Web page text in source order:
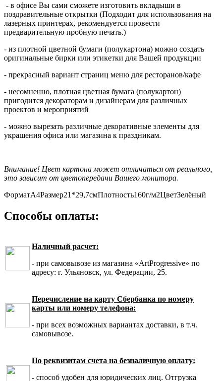
- в офисе Вы сами сможете изготовить вкладыши в
поздравительные открытки (Подходит для использования на
лазерных принтерах, рекомендуется провести
предварительную пробную печать.)
- из плотной цветной бумаги (полукартона) можно создать
оригинальные бирки или этикетки для Вашей продукции
- прекрасный вариант страниц меню для ресторанов/кафе
- несомненно, плотная цветная бумага (полукартон)
пригодится декораторам и дизайнерам для различных
проектов и мероприятий
- можно вырезать различные декоративные элементы для
украшения офиса или магазина к праздникам.
Внимание! Цвет картона может отличаться от реального,
это зависит от цветопередачи Вашего монитора.
ФорматА4Размер21*29,7смПлотность160г/м2ЦветЗелёный
Способы оплаты:
Наличный расчет:
- при самовывозе из магазина «ArtProgressive» по
адресу: г. Ульяновск, ул. Федерации, 25.
Перечисление на карту Сбербанка по номеру
карты или номеру телефона:
- при всех возможных вариантах доставки, в т.ч.
самовывозе.
По реквизитам счета на безналичную оплату:
- способ удобен для юридических лиц. Отгрузка